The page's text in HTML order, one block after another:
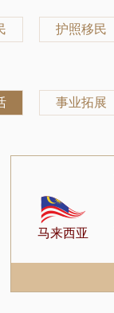
护照移民
事业拓展
马来西亚